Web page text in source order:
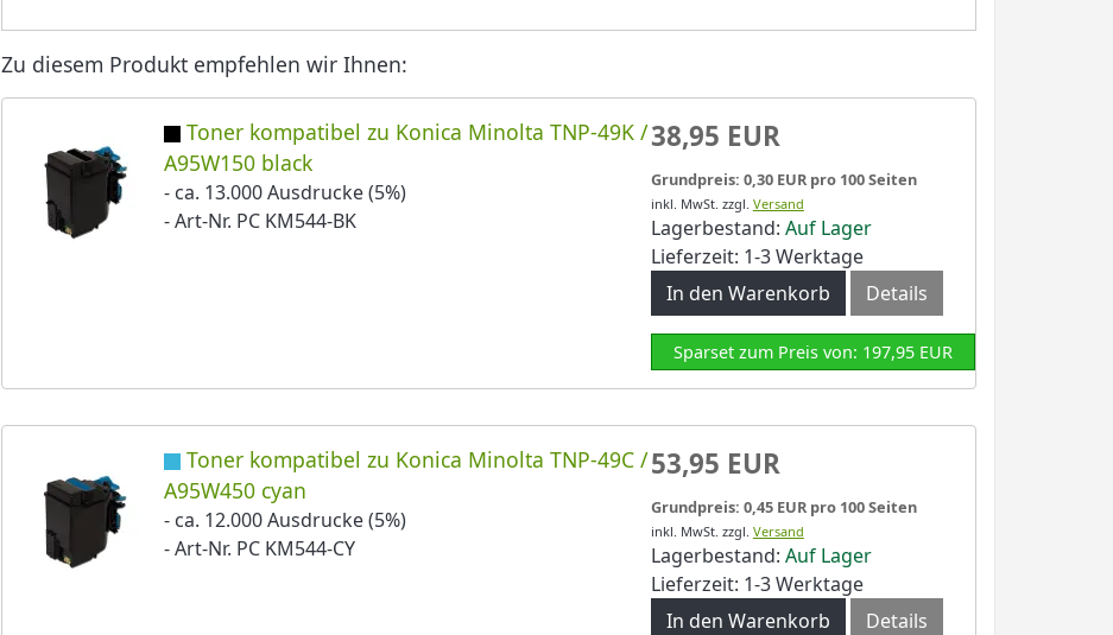
Zu diesem Produkt empfehlen wir Ihnen:
Toner kompatibel zu Konica Minolta TNP-49K /
A95W150 black
- ca. 13.000 Ausdrucke (5%)
- Art-Nr. PC KM544-BK
38,95 EUR
Grundpreis: 0,30 EUR pro 100 Seiten
inkl. MwSt. zzgl. Versand
Lagerbestand: Auf Lager
Lieferzeit: 1-3 Werktage
In den Warenkorb
Details
Sparset zum Preis von: 197,95 EUR
Toner kompatibel zu Konica Minolta TNP-49C /
A95W450 cyan
- ca. 12.000 Ausdrucke (5%)
- Art-Nr. PC KM544-CY
53,95 EUR
Grundpreis: 0,45 EUR pro 100 Seiten
inkl. MwSt. zzgl. Versand
Lagerbestand: Auf Lager
Lieferzeit: 1-3 Werktage
In den Warenkorb
Details